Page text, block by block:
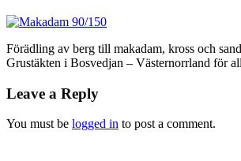
Förädling av berg till makadam, kross och
Grustäkten i Bosvedjan – Västernorrland för
Leave a Reply
You must be logged in to post a comment.